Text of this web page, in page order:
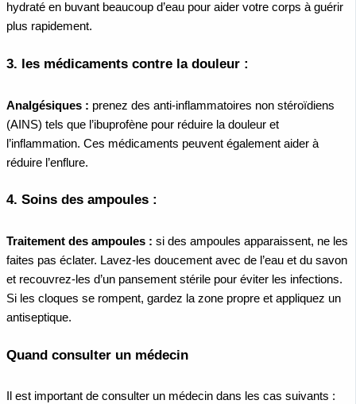
hydraté en buvant beaucoup d’eau pour aider votre corps à guérir
plus rapidement.
3. les médicaments contre la douleur :
Analgésiques : prenez des anti-inflammatoires non stéroïdiens
(AINS) tels que l’ibuprofène pour réduire la douleur et
l’inflammation. Ces médicaments peuvent également aider à
réduire l’enflure.
4. Soins des ampoules :
Traitement des ampoules : si des ampoules apparaissent, ne les
faites pas éclater. Lavez-les doucement avec de l’eau et du savon
et recouvrez-les d’un pansement stérile pour éviter les infections.
Si les cloques se rompent, gardez la zone propre et appliquez un
antiseptique.
Quand consulter un médecin
Il est important de consulter un médecin dans les cas suivants :